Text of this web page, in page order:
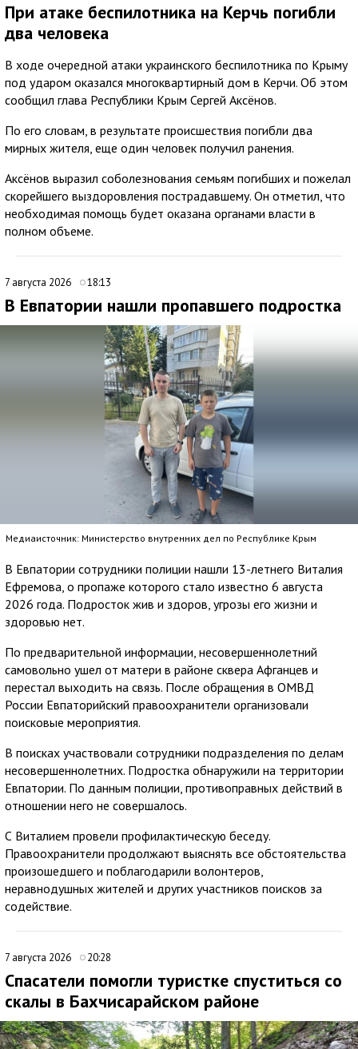
При атаке беспилотника на Керчь погибли
два человека
В ходе очередной атаки украинского беспилотника по Крыму
под ударом оказался многоквартирный дом в Керчи. Об этом
сообщил глава Республики Крым Сергей Аксёнов.
По его словам, в результате происшествия погибли два
мирных жителя, еще один человек получил ранения.
Аксёнов выразил соболезнования семьям погибших и пожелал
скорейшего выздоровления пострадавшему. Он отметил, что
необходимая помощь будет оказана органами власти в
полном объеме.
7 августа 2026 18:13
В Евпатории нашли пропавшего подростка
Медиаисточник: Министерство внутренних дел по Республике Крым
В Евпатории сотрудники полиции нашли 13-летнего Виталия
Ефремова, о пропаже которого стало известно 6 августа
2026 года. Подросток жив и здоров, угрозы его жизни и
здоровью нет.
По предварительной информации, несовершеннолетний
самовольно ушел от матери в районе сквера Афганцев и
перестал выходить на связь. После обращения в ОМВД
России Евпаторийский правоохранители организовали
поисковые мероприятия.
В поисках участвовали сотрудники подразделения по делам
несовершеннолетних. Подростка обнаружили на территории
Евпатории. По данным полиции, противоправных действий в
отношении него не совершалось.
С Виталием провели профилактическую беседу.
Правоохранители продолжают выяснять все обстоятельства
произошедшего и поблагодарили волонтеров,
неравнодушных жителей и других участников поисков за
содействие.
7 августа 2026 20:28
Спасатели помогли туристке спуститься со
скалы в Бахчисарайском районе